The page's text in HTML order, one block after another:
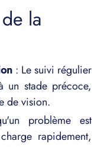
la
: Le suivi régulier
un stade précoce,
de vision.
problème est
rapidement,